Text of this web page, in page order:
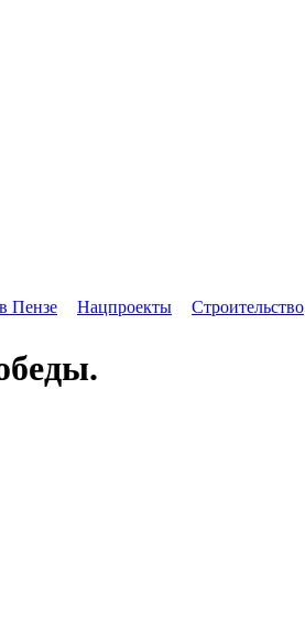
Пензе Нацпроекты Строительство